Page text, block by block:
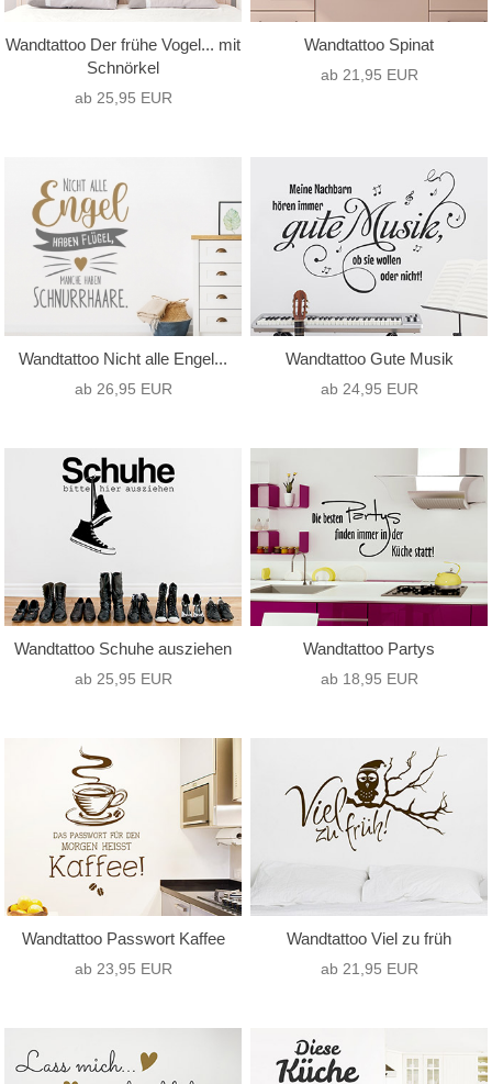
Wandtattoo Der frühe Vogel... mit
Schnörkel
ab 25,95 EUR
Wandtattoo Spinat
ab 21,95 EUR
Wandtattoo Nicht alle Engel...
ab 26,95 EUR
Wandtattoo Gute Musik
ab 24,95 EUR
Wandtattoo Schuhe ausziehen
ab 25,95 EUR
Wandtattoo Partys
ab 18,95 EUR
Wandtattoo Passwort Kaffee
ab 23,95 EUR
Wandtattoo Viel zu früh
ab 21,95 EUR